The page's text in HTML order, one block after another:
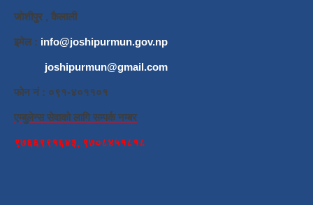
जाेशीपुर , कैलाली
इमेल : info@joshipurmun.gov.np
joshipurmun@gmail.com
फाेन नं : ०९१-४०११०१
एम्बुलेन्स सेवाको लागि सम्पर्क नम्बर
९७६६९९१६४३, ९७०८४५१८१८